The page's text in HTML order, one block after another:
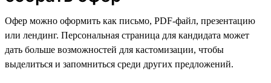
Офер можно оформить как письмо, PDF-файл, презентацию
или лендинг. Персональная страница для кандидата может
дать больше возможностей для кастомизации, чтобы
выделиться и запомниться среди других предложений.